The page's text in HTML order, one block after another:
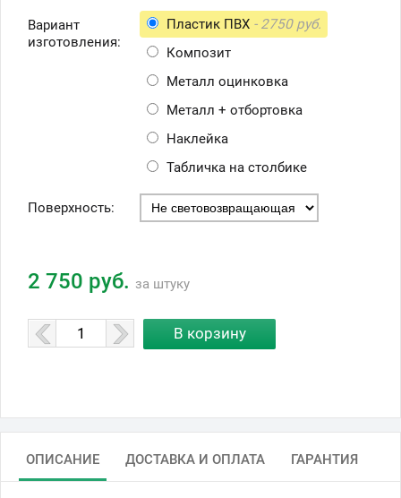
Вариант
изготовления:
Пластик ПВХ - 2750 руб.
Композит
Металл оцинковка
Металл + отбортовка
Наклейка
Табличка на столбике
Поверхность:
2 750 руб. за штуку
ОПИСАНИЕ ДОСТАВКА И ОПЛАТА ГАРАНТИЯ